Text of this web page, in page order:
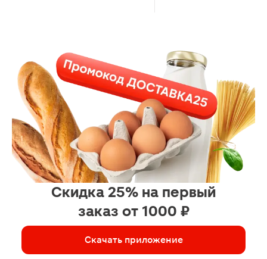
Скидка 25% на первый
заказ от 1000 ₽
Скачать приложение